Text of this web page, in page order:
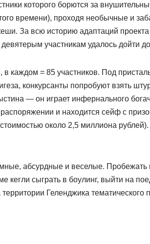
которого борются за
времени), проходя необычные и
За всю историю адаптаций
участникам удалось дойти
каждом = 85 участников. Под
конкурсанты попробуют взять
— он играет инфернального
распоряжении и находится сейф с
около 2,5 миллиона
абсурдные и веселые.
кегли сыграть в боулинг, выйти на
Геленджика тематического